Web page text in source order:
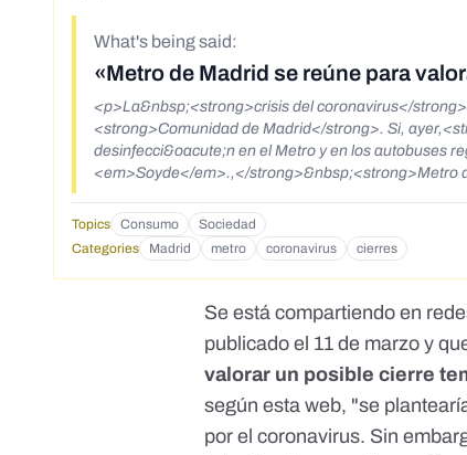
What's being said:
«Metro de Madrid se reúne para
<p>La&nbsp;<strong>crisis del coronavirus</
<strong>Comunidad de Madrid</strong>. Si,
desinfecci&oacute;n en el Metro y en los autobuses
<em>Soyde</em>.,</strong>&nbsp;<strong>Metro
Topics Consumo Sociedad
Categories
Madrid metro coronavirus cierres
Se está compartiendo en
publicado el 11 de marzo y
valorar un posible cierre
según esta web, "se
por el coronavirus. Sin